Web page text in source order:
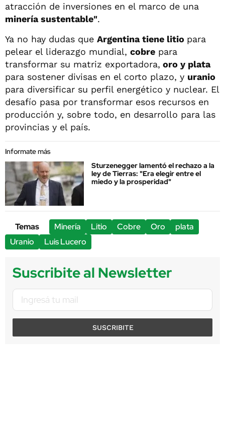
atracción de inversiones en el marco de una
minería sustentable".
Ya no hay dudas que Argentina tiene litio para
pelear el liderazgo mundial, cobre para
transformar su matriz exportadora, oro y plata
para sostener divisas en el corto plazo, y uranio
para diversificar su perfil energético y nuclear. El
desafío pasa por transformar esos recursos en
producción y, sobre todo, en desarrollo para las
provincias y el país.
Informate más
Sturzenegger lamentó el rechazo a la
ley de Tierras: "Era elegir entre el
miedo y la prosperidad"
Temas Minería Litio Cobre Oro
plata
Uranio
Luis Lucero
Suscribite al Newsletter
SUSCRIBITE